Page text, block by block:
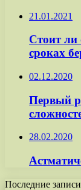
21.01.2021
Стоит ли
сроках
02.12.2020
Первый
28.02.2020
Последние записи